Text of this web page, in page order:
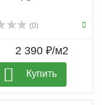
(0)
2 390 ₽/м2
Купить